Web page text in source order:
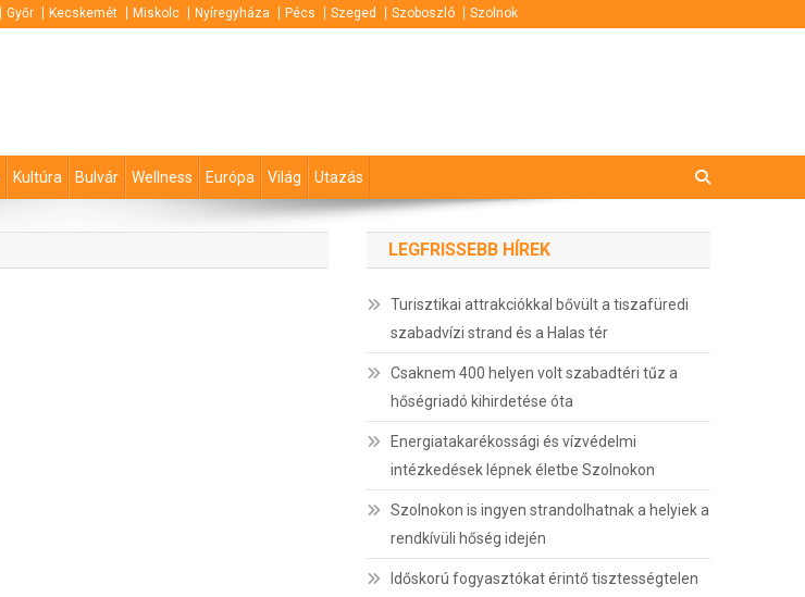
Győr Kecskemét Miskolc Nyíregyháza Pécs Szeged Szoboszló Szolnok
Kultúra Bulvár Wellness Európa Világ Utazás
LEGFRISSEBB HÍREK
Turisztikai attrakciókkal bővült a tiszafüredi
szabadvízi strand és a Halas tér
Csaknem 400 helyen volt szabadtéri tűz a
hőségriadó kihirdetése óta
Energiatakarékossági és vízvédelmi
intézkedések lépnek életbe Szolnokon
Szolnokon is ingyen strandolhatnak a helyiek a
rendkívüli hőség idején
Időskorú fogyasztókat érintő tisztességtelen